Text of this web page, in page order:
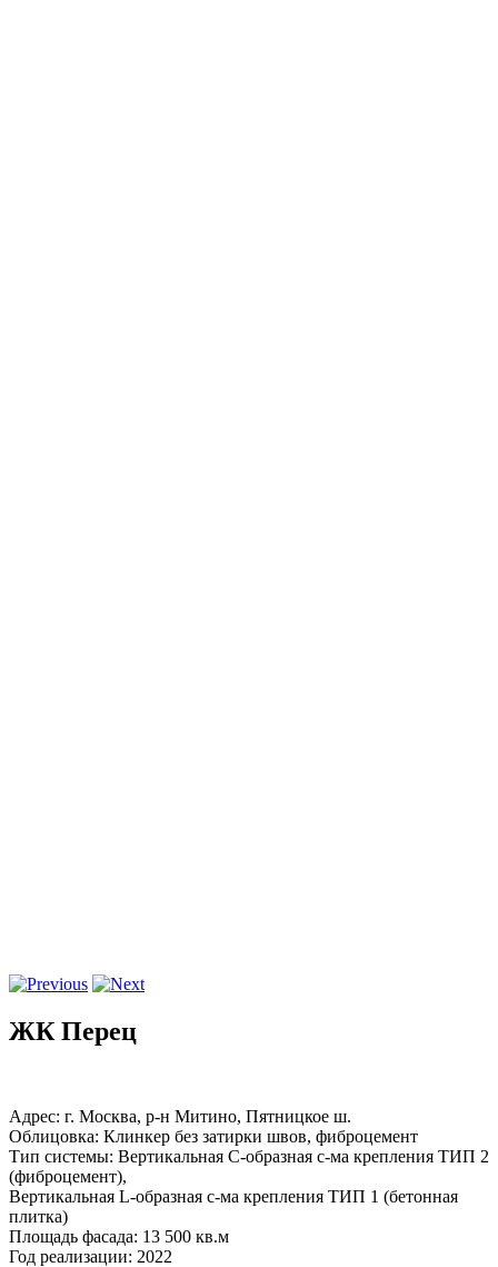
ЖК Перец
Адрес: г. Москва, р-н Митино, Пятницкое ш.
Облицовка: Клинкер без затирки швов, фиброцемент
Тип системы: Вертикальная С-образная с-ма крепления ТИП 2
(фиброцемент),
Вертикальная L-образная с-ма крепления ТИП 1 (бетонная
плитка)
Площадь фасада: 13 500 кв.м
Год реализации: 2022